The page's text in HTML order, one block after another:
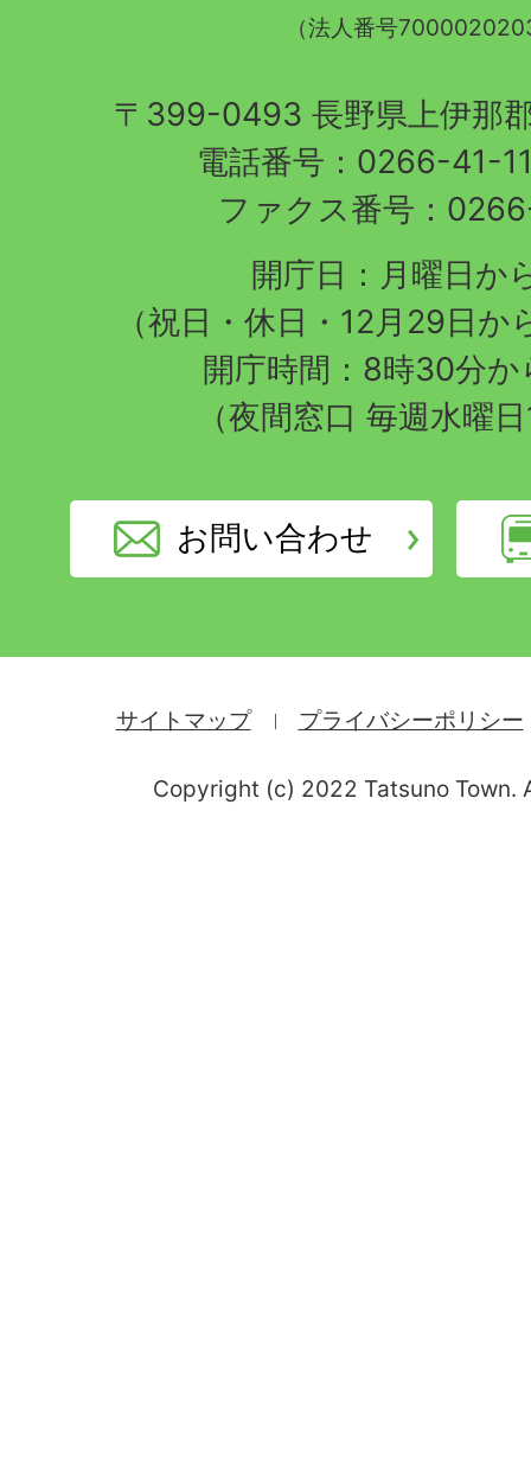
（法人番号
〒399-0493 長野県上伊那
電話番号：0266-41-
ファクス番号：
開庁日：月曜日か
（祝日・休日・12月29日
開庁時間：8時30分か
（夜間窓口 毎週水曜
お問い合わせ
サイトマップ プライバシーポリシー
Copyright (c) 2022 Tatsuno Town.